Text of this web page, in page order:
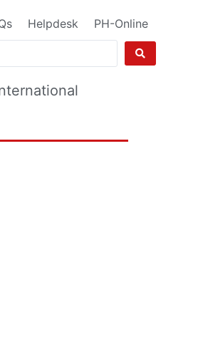
Helpdesk PH-Online